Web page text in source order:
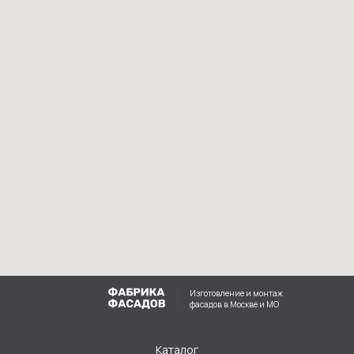
Каталог
Изготовление и монтаж
фасадов в Москве и МО